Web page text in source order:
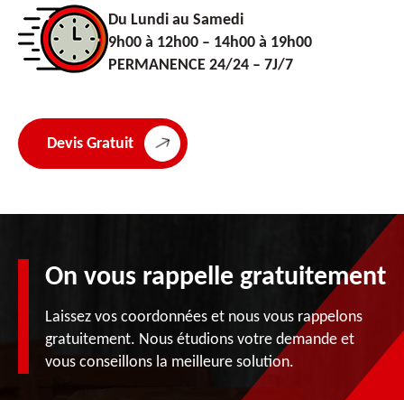
Du Lundi au Samedi
9h00 à 12h00 – 14h00 à 19h00
PERMANENCE 24/24 – 7J/7
Devis Gratuit
On vous rappelle gratuitement
Laissez vos coordonnées et nous vous rappelons
gratuitement. Nous étudions votre demande et
vous conseillons la meilleure solution.